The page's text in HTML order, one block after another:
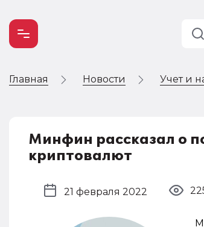
Главная Новости Учет и
Минфин рассказал о
криптовалют
21 февраля 2022
Учет и